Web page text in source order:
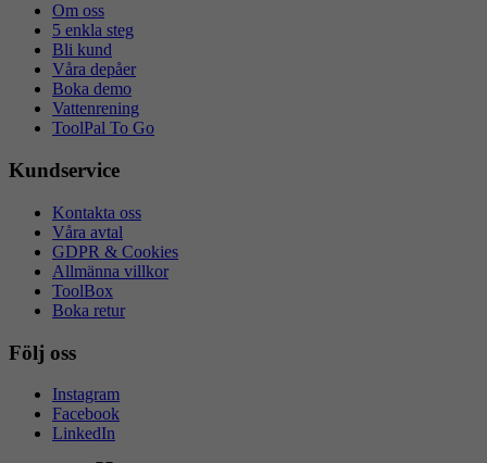
Om oss
5 enkla steg
Bli kund
Våra depåer
Boka demo
Vattenrening
ToolPal To Go
Kundservice
Kontakta oss
Våra avtal
GDPR & Cookies
Allmänna villkor
ToolBox
Boka retur
Följ oss
Instagram
Facebook
LinkedIn